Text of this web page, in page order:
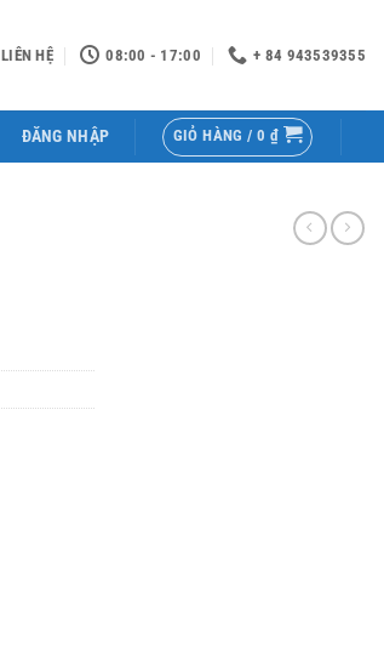
LIÊN HỆ 08:00 - 17:00 + 84 943539355
ĐĂNG NHẬP GIỎ HÀNG / 0 ₫